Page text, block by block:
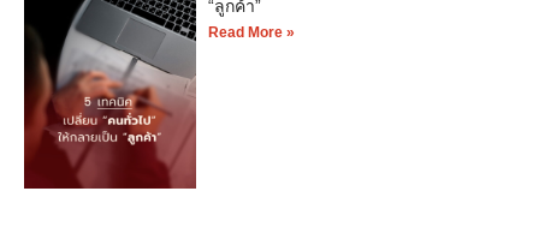
“ลูกค้า”
Read More »